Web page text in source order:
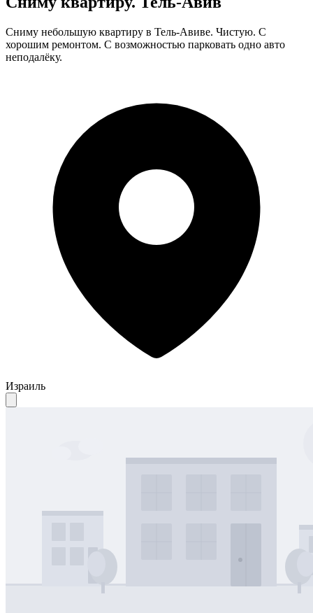
Сниму небольшую квартиру в Тель-Авиве. Чистую. С
хорошим ремонтом. С возможностью парковать одно авто
неподалёку.
Израиль